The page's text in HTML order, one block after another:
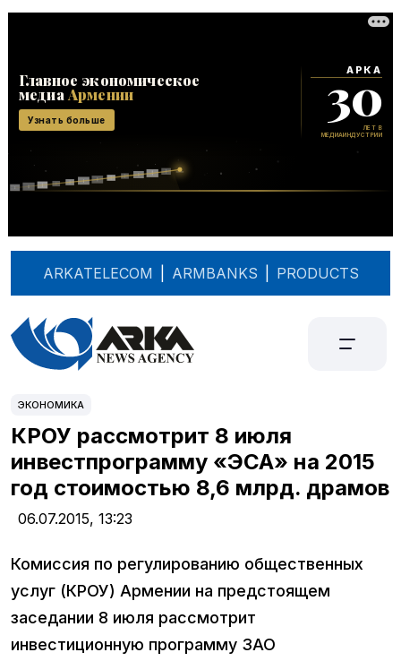
ARKATELECOM ARMBANKS PRODUCTS
ЭКОНОМИКА
КРОУ рассмотрит 8 июля
инвестпрограмму «ЭСА» на 2015
год стоимостью 8,6 млрд. драмов
06.07.2015, 13:23
Комиссия по регулированию общественных
услуг (КРОУ) Армении на предстоящем
заседании 8 июля рассмотрит
инвестиционную программу ЗАО